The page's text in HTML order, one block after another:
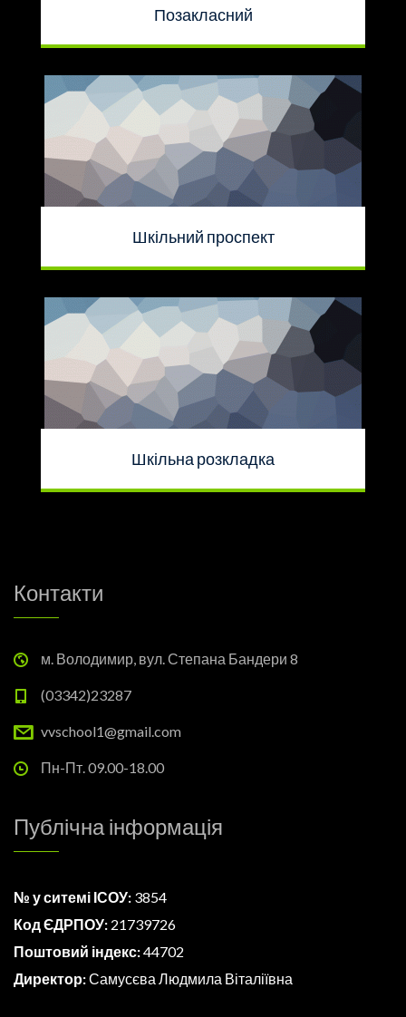
Позакласний
Шкільний проспект
Шкільна розкладка
Контакти
м. Володимир, вул. Степана Бандери 8
(03342)23287
vvschool1@gmail.com
Пн-Пт. 09.00-18.00
Публічна інформація
№ у ситемі ІСОУ: 3854
Код ЄДРПОУ: 21739726
Поштовий індекс:44702
Директор:Самусєва Людмила Віталіївна